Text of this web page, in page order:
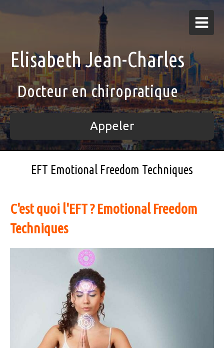
Elisabeth Jean-Charles
Docteur en chiropratique
Appeler
EFT Emotional Freedom Techniques
C'est quoi l'EFT ? Emotional Freedom
Techniques